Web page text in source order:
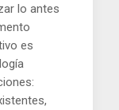
lo antes
es